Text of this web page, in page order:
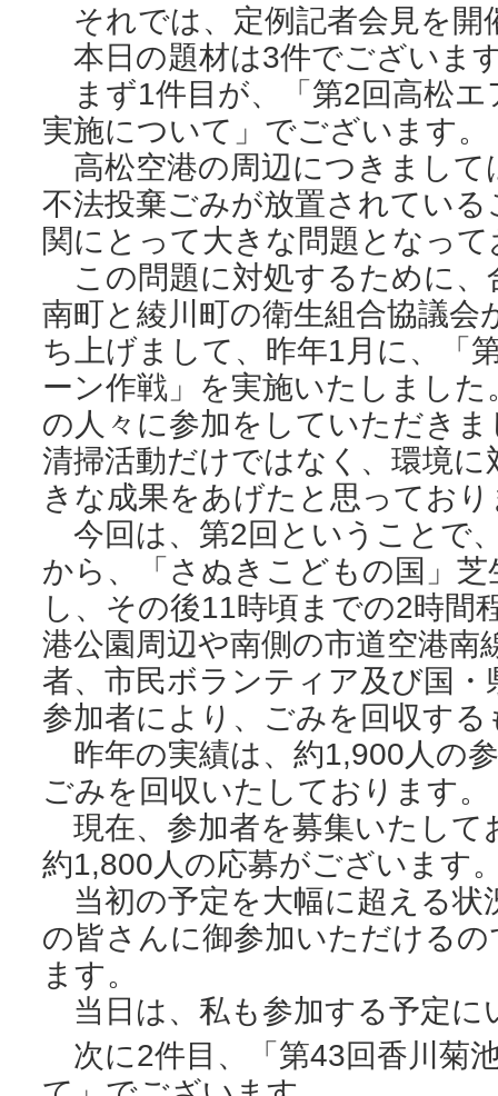
それでは、定例記者会見を開
本日の題材は3件でございま
まず1件目が、「第2回高松エ
実施について」でございます。
高松空港の周辺につきまして
不法投棄ごみが放置されてい
関にとって大きな問題となっ
この問題に対処するために、
南町と綾川町の衛生組合協議会
ち上げまして、昨年1月に、「
ーン作戦」を実施いたしまし
の人々に参加をしていただき
清掃活動だけではなく、環境
きな成果をあげたと思ってお
今回は、第2回ということで
から、「さぬきこどもの国」
し、その後11時頃までの2時間
港公園周辺や南側の市道空港南
者、市民ボランティア及び国
参加者により、ごみを回収す
昨年の実績は、約1,900人の
ごみを回収いたしております。
現在、参加者を募集いたして
約1,800人の応募がございます
当初の予定を大幅に超える状
の皆さんに御参加いただける
ます。
当日は、私も参加する予定に
次に2件目、「第43回香川菊